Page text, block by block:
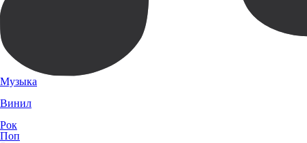
Музыка
Винил
Рок
Поп